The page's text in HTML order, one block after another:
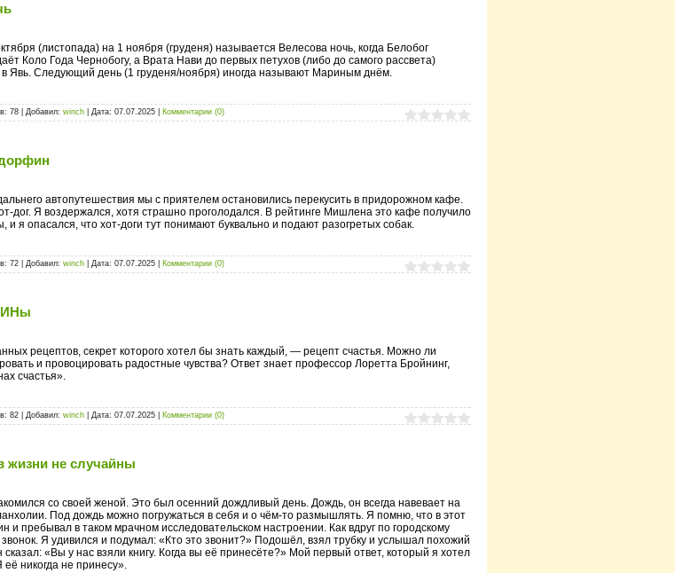
(листопада) на 1 ноября (груденя) называется Велесова ночь, когда Белобог
Коло Года Чернобогу, а Врата Нави до первых петухов (либо до самого рассвета)
Явь. Следующий день ­(1 груденя/нояб­ря) иногда называют Мариным днём.
78 Добавил: winch Дата: 07.07.2025 Комментарии (0)
автопутешествия мы с приятелем остановились перекусить в придорожном кафе.
дог. Я воздержался, хотя страшно проголодался. В рейтинге Мишлена это кафе получило
и я опасался, что хот-доги тут понимают буквально и подают разогретых собак.
72 Добавил: winch Дата: 07.07.2025 Комментарии (0)
ИНы
рецептов, секрет которого хотел бы знать каждый, — рецепт счастья. Можно ли
и провоцировать радостные чувства? Ответ знает профессор Лоретта Бройнинг,
счастья».
82 Добавил: winch Дата: 07.07.2025 Комментарии (0)
жизни не случайны
со своей женой. Это был осенний дождливый день. Дождь, он всегда навевает на
Под дождь можно погружаться в себя и о чём-то размышлять. Я помню, что в этот
и пребывал в таком мрачном исследовательском настроении. Как вдруг по городскому
Я удивился и подумал: «Кто это звонит?» Подошёл, взял трубку и услышал похожий
сказал: «Вы у нас взяли книгу. Когда вы её принесёте?» Мой первый ответ, который я хотел
никогда не принесу».